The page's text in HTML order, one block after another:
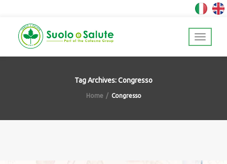
Tag Archives: Congresso
Home Congresso